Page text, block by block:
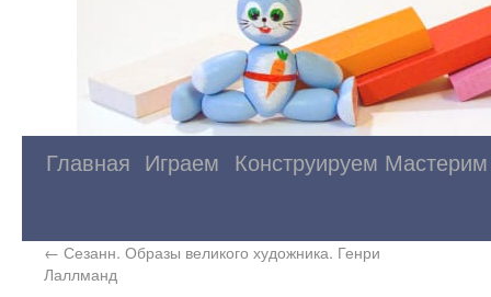
Главная Играем Конструируем Мастерим
← Сезанн. Образы великого художника. Генри
Лаллманд